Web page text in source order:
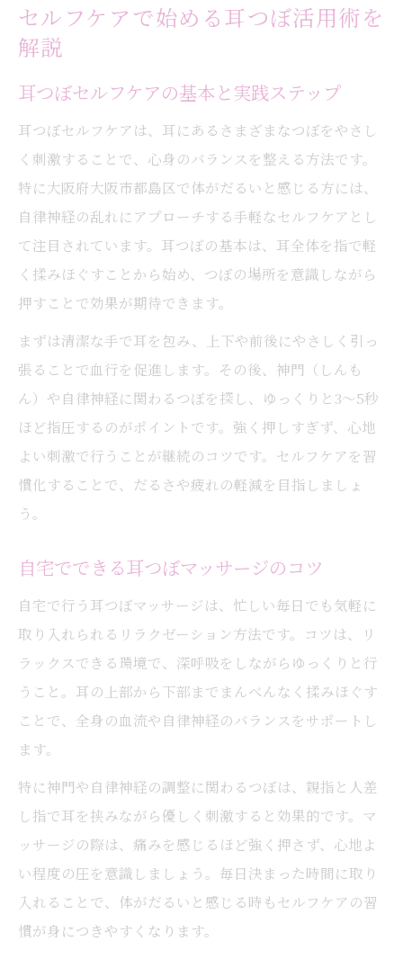
セルフケアで始める耳つぼ活用術を
解説
耳つぼセルフケアの基本と実践ステップ
耳つぼセルフケアは、耳にあるさまざまなつぼをやさし
く刺激することで、心身のバランスを整える方法です。
特に大阪府大阪市都島区で体がだるいと感じる方には、
自律神経の乱れにアプローチする手軽なセルフケアとし
て注目されています。耳つぼの基本は、耳全体を指で軽
く揉みほぐすことから始め、つぼの場所を意識しながら
押すことで効果が期待できます。
まずは清潔な手で耳を包み、上下や前後にやさしく引っ
張ることで血行を促進します。その後、神門（しんも
ん）や自律神経に関わるつぼを探し、ゆっくりと3〜5秒
ほど指圧するのがポイントです。強く押しすぎず、心地
よい刺激で行うことが継続のコツです。セルフケアを習
慣化することで、だるさや疲れの軽減を目指しましょ
う。
自宅でできる耳つぼマッサージのコツ
自宅で行う耳つぼマッサージは、忙しい毎日でも気軽に
取り入れられるリラクゼーション方法です。コツは、リ
ラックスできる環境で、深呼吸をしながらゆっくりと行
うこと。耳の上部から下部までまんべんなく揉みほぐす
ことで、全身の血流や自律神経のバランスをサポートし
ます。
特に神門や自律神経の調整に関わるつぼは、親指と人差
し指で耳を挟みながら優しく刺激すると効果的です。マ
ッサージの際は、痛みを感じるほど強く押さず、心地よ
い程度の圧を意識しましょう。毎日決まった時間に取り
入れることで、体がだるいと感じる時もセルフケアの習
慣が身につきやすくなります。